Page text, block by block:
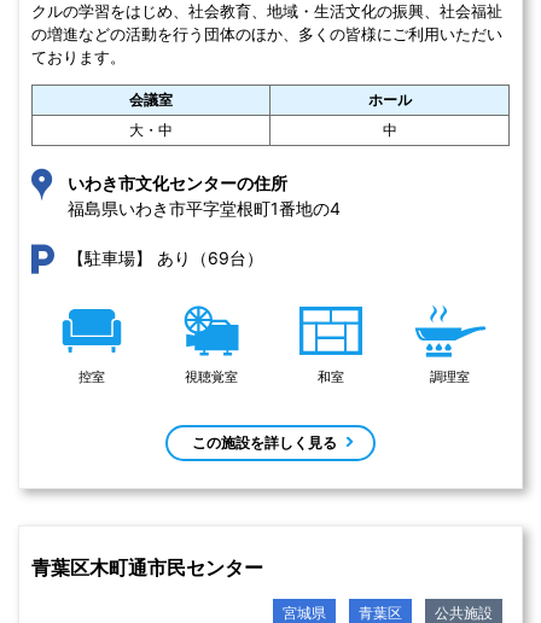
クルの学習をはじめ、社会教育、地域・生活文化の振興、社会福祉
の増進などの活動を行う団体のほか、多くの皆様にご利用いただい
ております。
会議室
ホール
大・中
中
いわき市文化センターの住所
福島県いわき市平字堂根町1番地の4
【駐車場】 あり（69台）
控室 視聴覚室 和室 調理室
この施設を詳しく見る
青葉区木町通市民センター
宮城県 青葉区 公共施設